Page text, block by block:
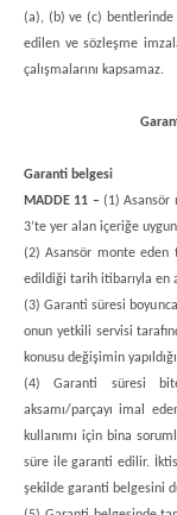
(a), (b) ve (c)
edilen ve sözleşme
çalışmalarını kapsamaz.
Garanti belgesi
MADDE 11 – (1) Asansör
3’te yer alan içeriğe
(2) Asansör monte eden
edildiği tarih itibarıyla en
(3) Garanti süresi
onun yetkili servisi
konusu değişimin
(4) Garanti süresi
aksamı/parçayı imal
kullanımı için bina
süre ile garanti edilir.
şekilde garanti belgesini